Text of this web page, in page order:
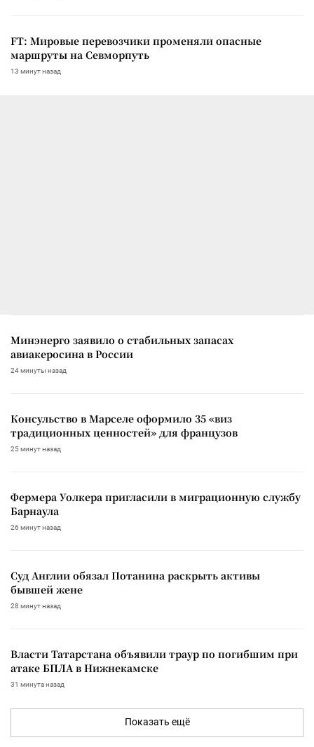
FT: Мировые перевозчики променяли опасные
маршруты на Севморпуть
13 минут назад
Минэнерго заявило о стабильных запасах
авиакеросина в России
24 минуты назад
Консульство в Марселе оформило 35 «виз
традиционных ценностей» для французов
25 минут назад
Фермера Уолкера пригласили в миграционную службу
Барнаула
26 минут назад
Суд Англии обязал Потанина раскрыть активы
бывшей жене
28 минут назад
Власти Татарстана объявили траур по погибшим при
атаке БПЛА в Нижнекамске
31 минута назад
Показать ещё